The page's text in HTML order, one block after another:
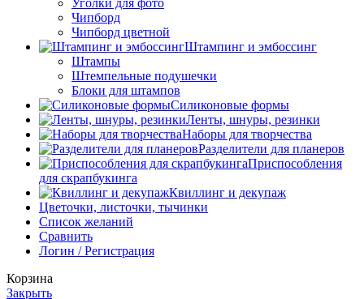
Чипборд
Чипборд цветной
Штампинг и эмбоссинг
Штампы
Штемпельные подушечки
Блоки для штампов
Силиконовые формы
Ленты, шнуры, резинки
Наборы для творчества
Разделители для планеров
Приспособления
для скрапбукинга
Квиллинг и декупаж
Цветочки, листочки, тычинки
Список желаний
Сравнить
Логин / Регистрация
Корзина
Закрыть